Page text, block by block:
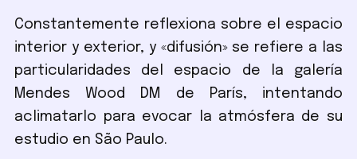
Constantemente reflexiona sobre el espacio
interior y exterior, y «difusión» se refiere a las
particularidades del espacio de la galería
Mendes Wood DM de París, intentando
aclimatarlo para evocar la atmósfera de su
estudio en São Paulo.